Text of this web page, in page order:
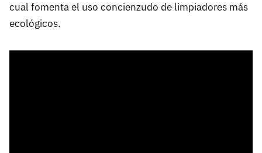
cual fomenta el uso concienzudo de limpiadores más
ecológicos.